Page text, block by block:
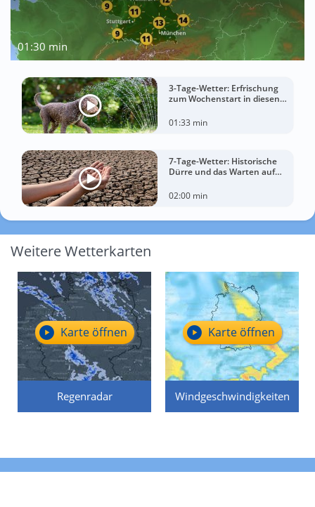
01:30 min
3-Tage-Wetter: Erfrischung
zum Wochenstart in diesen
01:33 min
7-Tage-Wetter: Historische
Dürre und das Warten auf
02:00 min
Weitere Wetterkarten
Regenradar
Karte öffnen
Windgeschwindigkeiten
Karte öffnen